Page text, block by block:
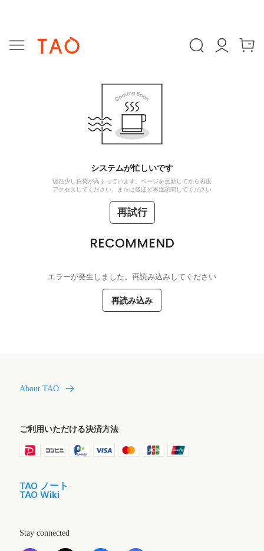
システムが忙しいです
現在少し負荷が高まっています。ページを更新してから再度
アクセスしてください、または後ほど再度訪問してください
再試行
RECOMMEND
エラーが発生しました。再読み込みしてください
再読み込み
About TAO
ご利用いただける決済方法
TAO ノート
TAO Wiki
Stay connected